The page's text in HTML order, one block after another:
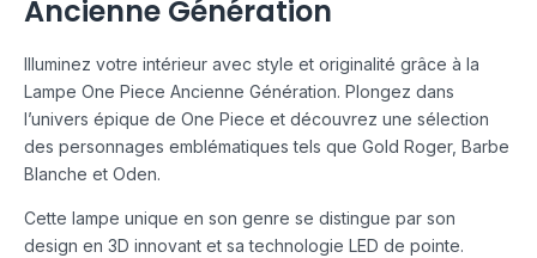
Ancienne Génération
Illuminez votre intérieur avec style et originalité grâce à la
Lampe One Piece Ancienne Génération. Plongez dans
l’univers épique de One Piece et découvrez une sélection
des personnages emblématiques tels que Gold Roger, Barbe
Blanche et Oden.
Cette lampe unique en son genre se distingue par son
design en 3D innovant et sa technologie LED de pointe.